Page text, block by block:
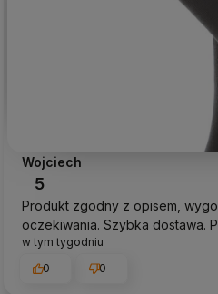
Wojciech
5
Produkt zgodny z opisem,
oczekiwania. Szybka dostawa.
w tym tygodniu
0
0